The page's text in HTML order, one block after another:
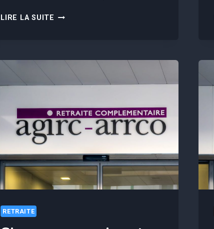
LIRE LA SUITE VOTRE
SERA
À
DATE
PRÉCISE,
SELON
CAISSE
RETRAITE